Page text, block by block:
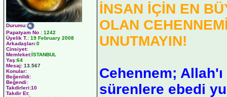
Durumu:
Papatyam No : 1242
Üyelik T.: 19 February 2008
Arkadaşları:0
Cinsiyet:
Memleket:İSTANBUL
Yaş:64
Mesaj: 13.567
Konular:
Beğenildi:
Beğendi:
Takdirleri:10
Takdir Et:
İNSAN İÇİN EN
OLAN
UNUTMAYIN!
Cehennem;
sürenlere ebedi